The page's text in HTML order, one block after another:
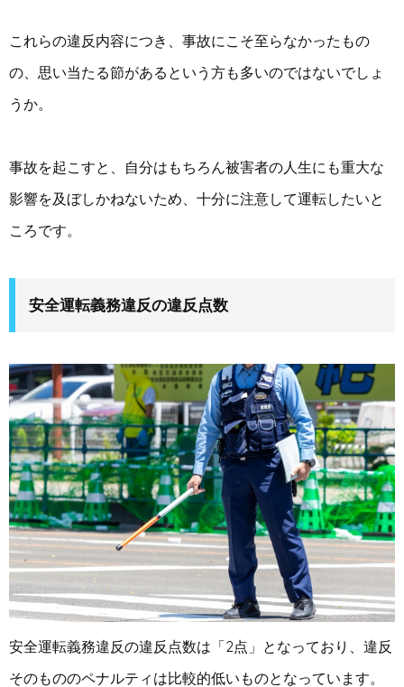
これらの違反内容につき、事故にこそ至らなかったもの
の、思い当たる節があるという方も多いのではないでしょ
うか。
事故を起こすと、自分はもちろん被害者の人生にも重大な
影響を及ぼしかねないため、十分に注意して運転したいと
ころです。
安全運転義務違反の違反点数
安全運転義務違反の違反点数は「2点」となっており、違反
そのもののペナルティは比較的低いものとなっています。